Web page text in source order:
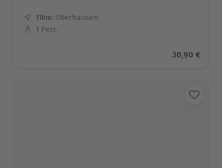
11km: Entfernung
Standort
Oberhausen
Anzahl der Teilnehmer
1 Pers.
Aktueller
30,90 €